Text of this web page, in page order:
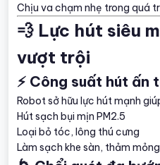
Chịu va chạm nhẹ trong quá
💨 Lực hút siêu
vượt trội
⚡ Công suất hút ấn
Robot sở hữu lực hút mạnh
Hút sạch bụi mịn PM2.5
Loại bỏ tóc, lông thú cưng
Làm sạch khe sàn, thảm mỏng